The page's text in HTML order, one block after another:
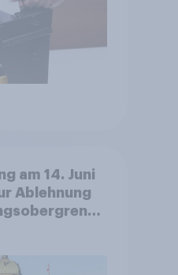
am 14. Juni
Ablehnung
sinken